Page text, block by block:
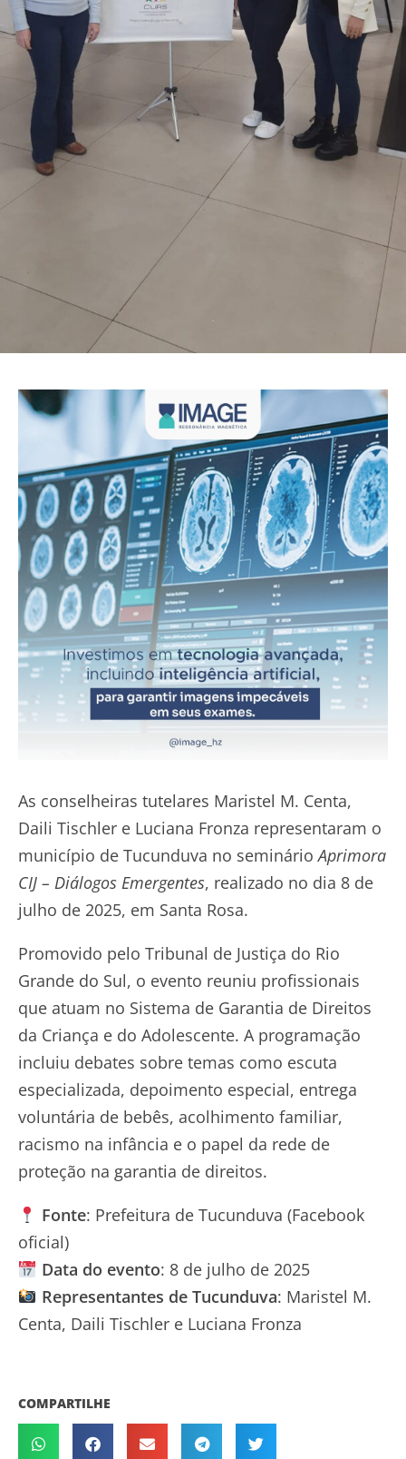
As conselheiras tutelares Maristel M. Centa,
Daili Tischler e Luciana Fronza representaram o
município de Tucunduva no seminárioAprimora
CIJ – Diálogos Emergentes, realizado no dia 8 de
julho de 2025, em Santa Rosa.
Promovido pelo Tribunal de Justiça do Rio
Grande do Sul, o evento reuniu profissionais
que atuam no Sistema de Garantia de Direitos
da Criança e do Adolescente. A programação
incluiu debates sobre temas como escuta
especializada, depoimento especial, entrega
voluntária de bebês, acolhimento familiar,
racismo na infância e o papel da rede de
proteção na garantia de direitos.
Fonte: Prefeitura de Tucunduva (Facebook
oficial)
Data do evento: 8 de julho de 2025
Representantes de Tucunduva: Maristel M.
Centa, Daili Tischler e Luciana Fronza
COMPARTILHE